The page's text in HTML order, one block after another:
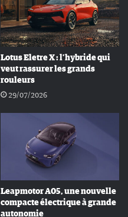
Lotus Eletre X : l’hybride qui
veut rassurer les grands
rouleurs
29/07/2026
Leapmotor A05, une nouvelle
compacte électrique à grande
autonomie